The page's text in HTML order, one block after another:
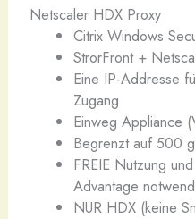
Netscaler HDX Proxy
Citrix Windows
StrorFront +
Eine IP-Addresse
Zugang
Einweg Appliance
Begrenzt auf 500
FREIE Nutzung
Advantage
NUR HDX (keine